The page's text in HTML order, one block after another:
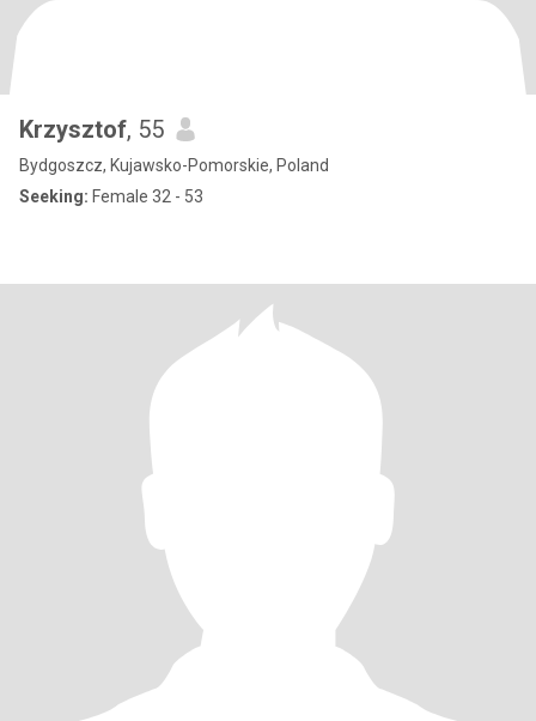
Krzysztof, 55
Bydgoszcz, Kujawsko-Pomorskie, Poland
Seeking: Female 32 - 53